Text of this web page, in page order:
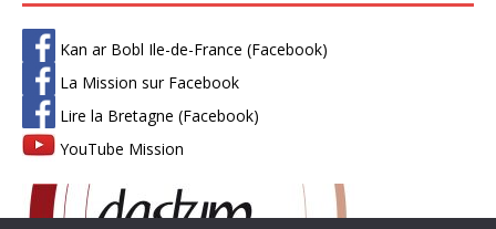
Kan ar Bobl Ile-de-France (Facebook)
La Mission sur Facebook
Lire la Bretagne (Facebook)
YouTube Mission